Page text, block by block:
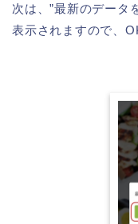
次は、”最新のデータ
表示されますので、